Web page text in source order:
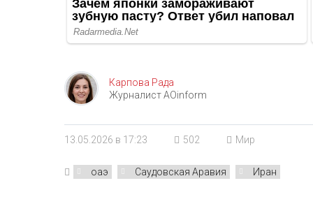
Карпова Рада
Журналист AOinform
13.05.2026 в 17:23 502 Мир
оаэ Саудовская Аравия Иран